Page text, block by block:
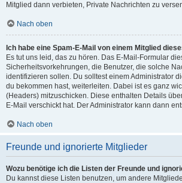
Mitglied dann verbieten, Private Nachrichten zu
Nach oben
Ich habe eine Spam-E-Mail von einem Mitglied
Es tut uns leid, das zu hören. Das E-Mail-Formular
Sicherheitsvorkehrungen, die Benutzer, die solche
identifizieren sollen. Du solltest einem Administrator
du bekommen hast, weiterleiten. Dabei ist es ganz
(Headers) mitzuschicken. Diese enthalten Details
E-Mail verschickt hat. Der Administrator kann dann
Nach oben
Freunde und ignorierte Mitglieder
Wozu benötige ich die Listen der Freunde und
Du kannst diese Listen benutzen, um andere